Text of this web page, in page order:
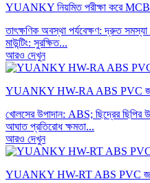
YUANKY নিয়মিত পরীক্ষা করে MCB
তাৎক্ষণিক অবস্থা পর্যবেক্ষণ: দ্রুত
মাউন্টিং: সুরক্ষিত...
আরও দেখুন
YUANKY HW-RA ABS PVC
খোলসের উপাদান: ABS; ছিদ্রের ছিপির
আঘাত প্রতিরোধ ক্ষমতা...
আরও দেখুন
YUANKY HW-RT ABS PVC